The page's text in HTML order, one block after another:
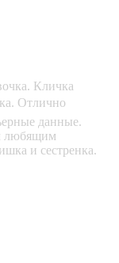
Кличка
Отлично
данные.
любящим
и сестренка.